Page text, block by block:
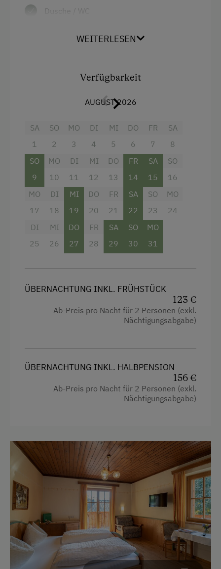
Telefonservice
Transfer Flughafen
Kostenloses Internet
WiFi
Umgebung
Almausflüge
Bergwanderführer
Erlebniswanderung
Fahrradverleih
Leihrodeln
Skilift
Tischtennis
Wellnessangebote
Sauna
Seminar-Dienstleistungen
Dusche / WC
WEITERLESEN
Verfügbarkeit
AUGUST 2026
SA
1
SO
2
MO
3
DI
4
MI
5
DO
6
FR
7
SA
8
SO
9
MO
10
DI
11
MI
12
DO
13
FR
14
SA
15
SO
16
MO
17
DI
18
MI
19
DO
20
FR
21
SA
22
SO
23
MO
24
DI
25
MI
26
DO
27
FR
28
SA
29
SO
30
MO
31
ÜBERNACHTUNG INKL. FRÜHSTÜCK
123 €
Ab-Preis pro Nacht für 2 Personen (exkl.
Nächtigungsabgabe)
ÜBERNACHTUNG INKL. HALBPENSION
156 €
Ab-Preis pro Nacht für 2 Personen (exkl.
Nächtigungsabgabe)